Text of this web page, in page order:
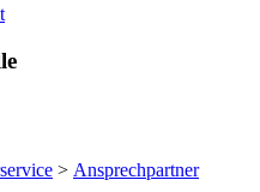
> Ansprechpartner